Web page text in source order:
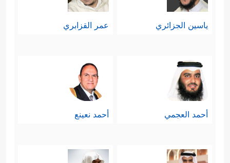
ياسين الجزائري عمر القزابري
أحمد العجمي أحمد نعينع